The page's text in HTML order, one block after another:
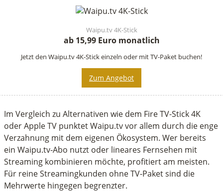
Waipu.tv 4K-Stick
ab 15,99 Euro monatlich
Jetzt den Waipu.tv 4K-Stick einzeln oder mit TV-Paket buchen!
Zum Angebot
Im Vergleich zu Alternativen wie dem Fire TV-Stick 4K
oder Apple TV punktet Waipu.tv vor allem durch die enge
Verzahnung mit dem eigenen Ökosystem. Wer bereits
ein Waipu.tv-Abo nutzt oder lineares Fernsehen mit
Streaming kombinieren möchte, profitiert am meisten.
Für reine Streamingkunden ohne TV-Paket sind die
Mehrwerte hingegen begrenzter.